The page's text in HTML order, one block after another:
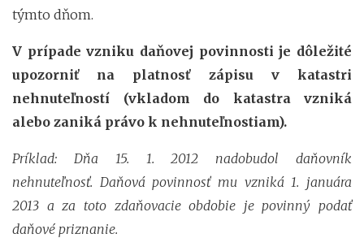
týmto dňom.
V prípade vzniku daňovej povinnosti je dôležité
upozorniť na platnosť zápisu v katastri
nehnuteľností (vkladom do katastra vzniká
alebo zaniká právo k nehnuteľnostiam).
Príklad: Dňa 15. 1. 2012 nadobudol daňovník
nehnuteľnosť. Daňová povinnosť mu vzniká 1. januára
2013 a za toto zdaňovacie obdobie je povinný podať
daňové priznanie.